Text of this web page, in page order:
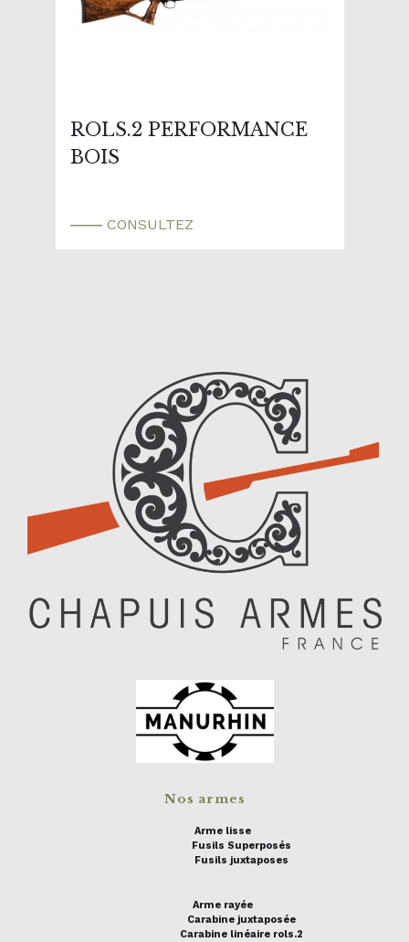
ROLS.2 PERFORMANCE
BOIS
CONSULTEZ
Nos armes
Arme lisse
Fusils Superposés
Fusils juxtaposes
Arme rayée
Carabine juxtaposée
Carabine linéaire rols.2